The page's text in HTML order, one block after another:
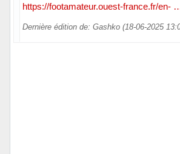
https://footamateur.ouest-france.fr/en-
Dernière édition de: Gashko (18-06-2025